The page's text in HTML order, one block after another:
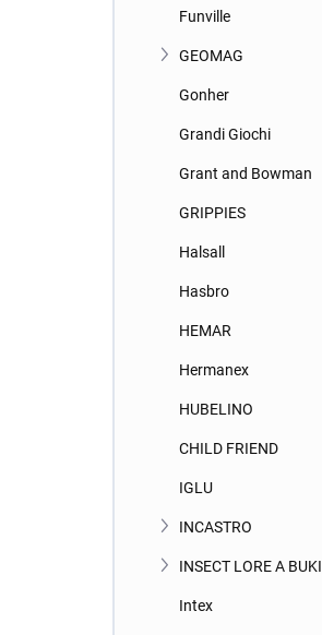
Funville
GEOMAG
Gonher
Grandi Giochi
Grant and Bowman
GRIPPIES
Halsall
Hasbro
HEMAR
Hermanex
HUBELINO
CHILD FRIEND
IGLU
INCASTRO
INSECT LORE A BUKI
Intex